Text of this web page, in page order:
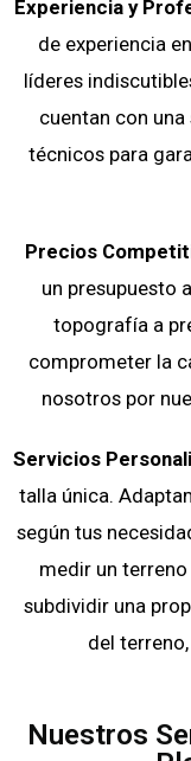
Experiencia y
de experiencia
líderes
cuentan con
técnicos para
Precios
un presupuesto
topografía a
comprometer la
nosotros por
Servicios
talla única.
según tus
medir un
subdividir una
del
Nuestros